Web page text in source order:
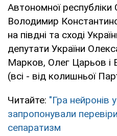
Автономної республіки
Володимир
на півдні та сході
депутати України
Марков, Олег Царьов і
(всі - від колишньої
Читайте: "Гра нейронів
запропонували
сепаратизм